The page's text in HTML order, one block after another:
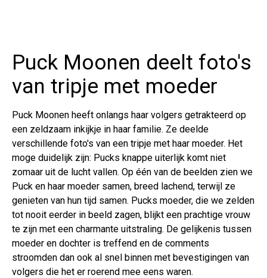
Puck Moonen deelt foto's
van tripje met moeder
Puck Moonen heeft onlangs haar volgers getrakteerd op
een zeldzaam inkijkje in haar familie. Ze deelde
verschillende foto's van een tripje met haar moeder. Het
moge duidelijk zijn: Pucks knappe uiterlijk komt niet
zomaar uit de lucht vallen. Op één van de beelden zien we
Puck en haar moeder samen, breed lachend, terwijl ze
genieten van hun tijd samen. Pucks moeder, die we zelden
tot nooit eerder in beeld zagen, blijkt een prachtige vrouw
te zijn met een charmante uitstraling. De gelijkenis tussen
moeder en dochter is treffend en de comments
stroomden dan ook al snel binnen met bevestigingen van
volgers die het er roerend mee eens waren.